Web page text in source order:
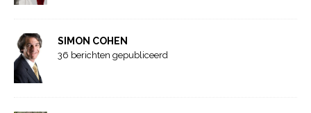
SIMON COHEN
36 berichten gepubliceerd